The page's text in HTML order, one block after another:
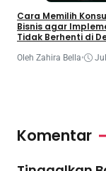
Cara Memilih
Bisnis agar
Tidak Berhenti di
Oleh Zahira Bella•
Komentar